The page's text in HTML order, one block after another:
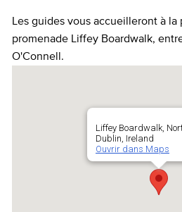
Les guides vous accueilleront à la
promenade Liffey Boardwalk,
O'Connell.
Liffey Boardwalk,
Dublin, Ireland
Ouvrir dans Maps